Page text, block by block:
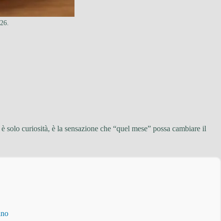
curiosità, è la sensazione che “quel mese” possa cambiare il